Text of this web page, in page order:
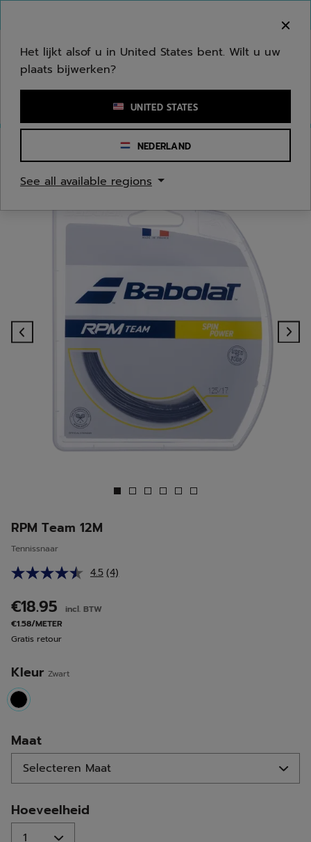
Een zoekwoord of een artikelnummer invoeren
RPM Team 12M
Tennissnaar
4.5 Lees
(4)
€18.95
incl. BTW
€1.58/METER
Gratis retour
Kleur Zwart
selected
Maat
Hoeveelheid
Het lijkt alsof u in United States bent. Wilt u uw
plaats bijwerken?
UNITED STATES
NEDERLAND
See all available regions